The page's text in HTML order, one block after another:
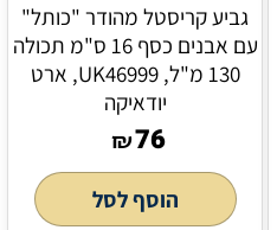
גביע קריסטל מהודר "כותל"
עם אבנים כסף 16 ס"מ תכולה
130 מ"ל, UK46999, ארט
יודאיקה
₪76
הוסף לסל